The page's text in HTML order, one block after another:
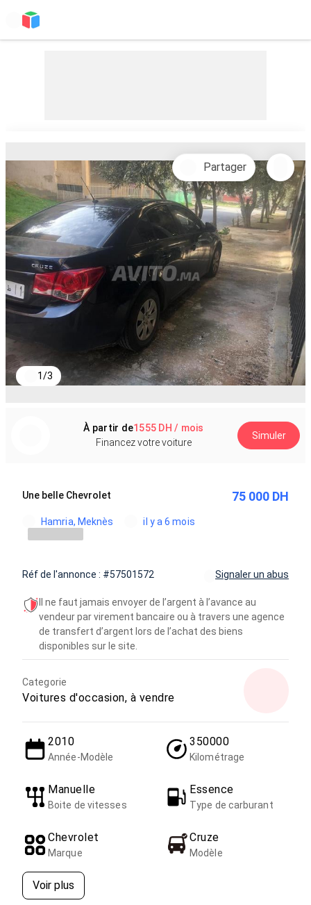
1/3
Partager
À partir de1555 DH / mois
Financez votre voiture
Simuler
Une belle Chevrolet 75 000 DH
Hamria, Meknès il y a 6 mois
Réf de l'annonce : #57501572 Signaler un abus
Il ne faut jamais envoyer de l’argent à l’avance au
vendeur par virement bancaire ou à travers une agence
de transfert d’argent lors de l’achat des biens
disponibles sur le site.
Categorie
Voitures d'occasion, à vendre
2010
Année-Modèle
350000
Kilométrage
Manuelle
Boite de vitesses
Essence
Type de carburant
Chevrolet
Marque
Cruze
Modèle
Voir plus